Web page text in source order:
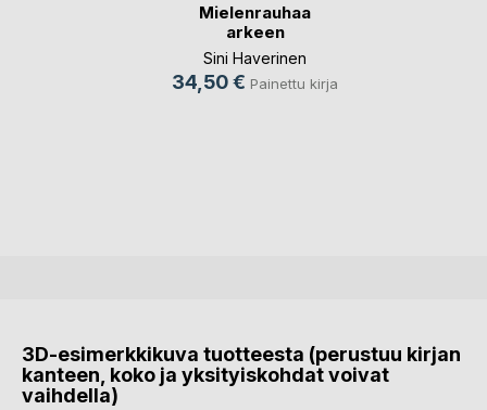
Mielenrauhaa
arkeen
Sini Haverinen
34,50 € Painettu kirja
3D-esimerkkikuva tuotteesta (perustuu kirjan
kanteen, koko ja yksityiskohdat voivat
vaihdella)